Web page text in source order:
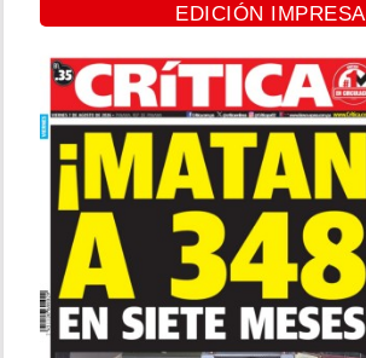
EDICIÓN IMPRESA